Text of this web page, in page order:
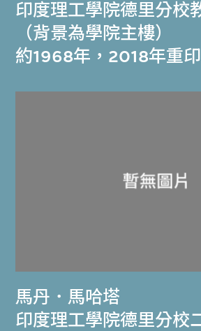
印度理工學院德里分校
（背景為學院主樓）
約1968年，2018年重印
馬丹．馬哈塔
印度理工學院德里分校